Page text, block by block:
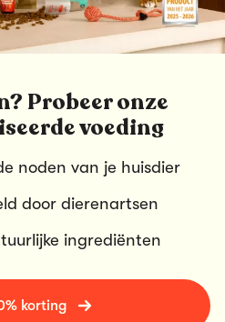
Probeer onze
voeding
noden van je huisdier
door dierenartsen
ingrediënten
korting